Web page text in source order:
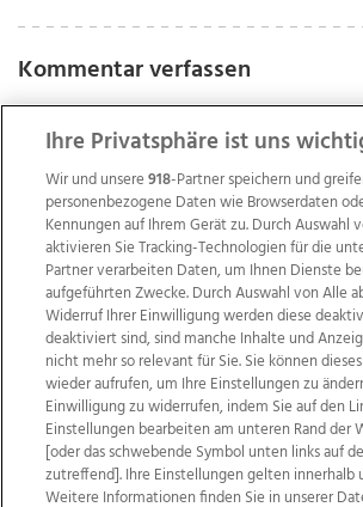
Kommentar verfassen
Wir über uns Mediadaten
Datenschutz
Impressum
AGB
Ihre Privatsphäre ist uns
Wir und unsere918-Partner speichern und
personenbezogene Daten wie Browserdaten
Kennungen auf Ihrem Gerät zu. Durch Auswahl
aktivieren Sie Tracking-Technologien für die
Partner verarbeiten Daten, um Ihnen Dienste
aufgeführten Zwecke. Durch Auswahl von Alle
Widerruf Ihrer Einwilligung werden diese
deaktiviert sind, sind manche Inhalte und
nicht mehr so relevant für Sie. Sie können
wieder aufrufen, um Ihre Einstellungen zu
Einwilligung zu widerrufen, indem Sie auf den
Einstellungen bearbeiten am unteren Rand der
[oder das schwebende Symbol unten links auf
zutreffend]. Ihre Einstellungen gelten innerhalb
Weitere Informationen finden Sie in unserer